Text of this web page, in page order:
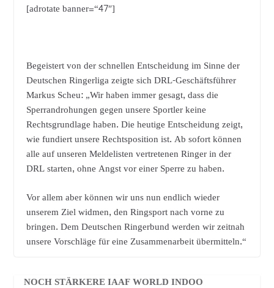
[adrotate banner=“47″]
Begeistert von der schnellen Entscheidung im Sinne der
Deutschen Ringerliga zeigte sich DRL-Geschäftsführer
Markus Scheu: „Wir haben immer gesagt, dass die
Sperrandrohungen gegen unsere Sportler keine
Rechtsgrundlage haben. Die heutige Entscheidung zeigt,
wie fundiert unsere Rechtsposition ist. Ab sofort können
alle auf unseren Meldelisten vertretenen Ringer in der
DRL starten, ohne Angst vor einer Sperre zu haben.
Vor allem aber können wir uns nun endlich wieder
unserem Ziel widmen, den Ringsport nach vorne zu
bringen. Dem Deutschen Ringerbund werden wir zeitnah
unsere Vorschläge für eine Zusammenarbeit übermitteln.“
NOCH STÄRKERE IAAF WORLD INDOO